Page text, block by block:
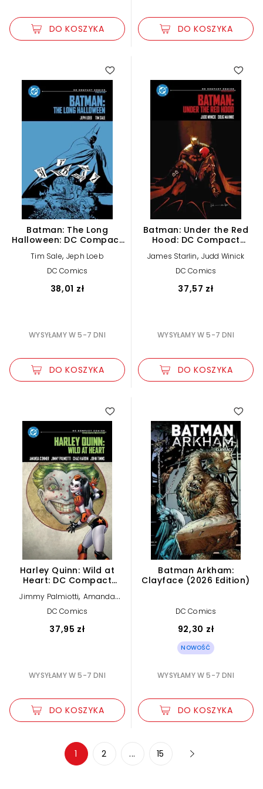
DO KOSZYKA DO KOSZYKA
Batman: The Long
Halloween: DC Compact
Tim Sale, Jeph Loeb
DC Comics
38,01 zł
WYSYŁAMY W 5-7 DNI
DO KOSZYKA
Batman: Under the Red
Hood: DC Compact
James Starlin, Judd Winick
DC Comics
37,57 zł
WYSYŁAMY W 5-7 DNI
DO KOSZYKA
Harley Quinn: Wild at
Heart: DC Compact
Jimmy Palmiotti, Amanda
Conner
DC Comics
37,95 zł
WYSYŁAMY W 5-7 DNI
DO KOSZYKA
Batman Arkham:
Clayface (2026 Edition)
DC Comics
92,30 zł
NOWOŚĆ
WYSYŁAMY W 5-7 DNI
DO KOSZYKA
1 2 ... 15
Zmniejsz rozmiar czcionki